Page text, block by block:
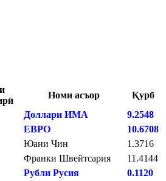
Номи асъор
Қурб
Доллари ИМА
9.2548
ЕВРО
10.6708
Юани Чин
1.3716
Франки Швейтсария
11.4144
Рубли Русия
0.1120